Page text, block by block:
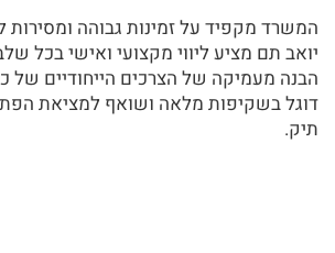
המשרד מקפיד על זמינות גבוהה ומסירות
יואב תם מציע ליווי מקצועי ואישי בכל
הבנה מעמיקה של הצרכים הייחודיים של
דוגל בשקיפות מלאה ושואף למציאת
תיק.